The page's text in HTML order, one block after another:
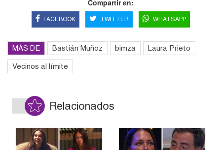
Compartir en:
FACEBOOK TWITTER WHATSAPP
MÁS DE Bastián Muñoz bimza Laura Prieto
Vecinos al límite
Relacionados